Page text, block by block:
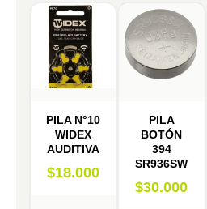
PILA N°10
WIDEX
AUDITIVA
$18.000
PILA
BOTÓN
394
SR936SW
$30.000